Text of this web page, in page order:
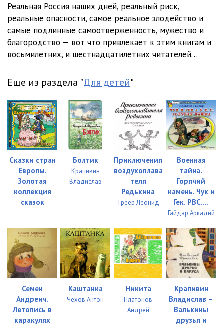
0018 09:35
0019 13:52
0020 14:43
0022 06:14
0023 08:14
0024 15:41
0026 03:55
0027 05:20
08:49
0029 11:17
0030 08:32
0031 05:08
0032
0033 22:19
Реальная Россия наших дней, реальный риск,
реальные опасности, самое реальное злодейство и
самые подлинные самоотверженность, мужество и
благородство — вот что привлекает к этим книгам и
восьмилетних, и шестнадцатилетних читателей…
Еще из раздела "Для детей"
Сказки стран
Европы.
Золотая
коллекция
сказок
Болтик
Крапивин
Владислав
Приключения
воздухоплава
теля
Редькина
Треер Леонид
Военная
тайна.
Горячий
камень. Чук и
Гек. РВС....
Гайдар Аркадий
Семен
Андреич.
Летопись в
каракулях
Каштанка
Чехов Антон
Никита
Платонов
Андрей
Крапивин
Владислав –
Валькины
друзья и